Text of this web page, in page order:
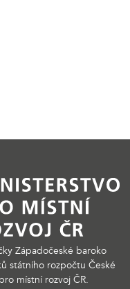
Západočeské baroko
státního rozpočtu České
místní rozvoj ČR.